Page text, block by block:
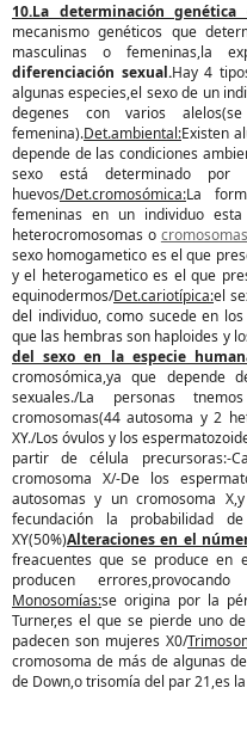
10.La determinación genética
mecanismo genéticos que
masculinas o femeninas,la
diferenciación sexual.Hay 4
algunas especies,el sexo de un
degenes con varios
femenina).Det.ambiental:Existen
depende de las condiciones
sexo está determinado por
huevos/Det.cromosómica:La
femeninas en un individuo
heterocromosomas o
sexo homogametico es el que
y el heterogametico es el que
equinodermos/Det.cariotípica:el
del individuo, como sucede en
que las hembras son haploides y
del sexo en la especie
cromosómica,ya que depende
sexuales./La personas
cromosomas(44 autosoma y 2
XY./Los óvulos y los
partir de célula precursoras:-
cromosoma X/-De los
autosomas y un cromosoma
fecundación la probabilidad
XY(50%)Alteraciones en el
freacuentes que se produce en
producen
Monosomías:se origina por la
Turner,es el que se pierde uno
padecen son mujeres X0/
cromosoma de más de algunas
de Down,o trisomía del par 21,es